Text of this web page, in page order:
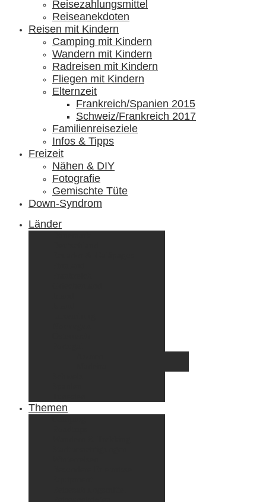
Reisezahlungsmittel
Reiseanekdoten
Reisen mit Kindern
Camping mit Kindern
Wandern mit Kindern
Radreisen mit Kindern
Fliegen mit Kindern
Elternzeit
Frankreich/Spanien 2015
Schweiz/Frankreich 2017
Familienreiseziele
Infos & Tipps
Freizeit
Nähen & DIY
Fotografie
Gemischte Tüte
Down-Syndrom
Länder
Themen